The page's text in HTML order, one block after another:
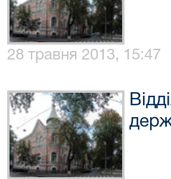
28 травня 2013, 15:47